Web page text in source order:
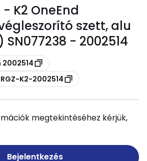
K2 OneEnd
szett, alu
- 2002514
K2-2002514
megtekintéséhez kérjük,
Bejelentkezés